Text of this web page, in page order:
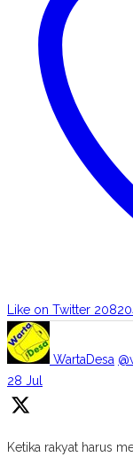
Like on Twitter
WartaDesa
28 Jul
Ketika rakyat harus